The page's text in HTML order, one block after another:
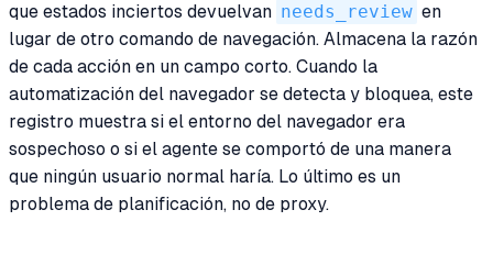
que estados inciertos devuelvan needs_review en
lugar de otro comando de navegación. Almacena la razón
de cada acción en un campo corto. Cuando la
automatización del navegador se detecta y bloquea, este
registro muestra si el entorno del navegador era
sospechoso o si el agente se comportó de una manera
que ningún usuario normal haría. Lo último es un
problema de planificación, no de proxy.